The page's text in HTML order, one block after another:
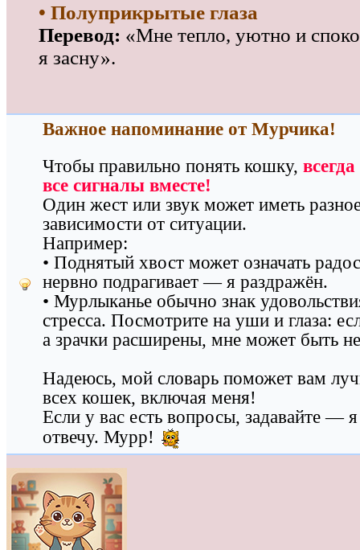
• Полуприкрытые глаза
Перевод: «Мне тепло, уютно и
я засну».
Важное напоминание от Мурчика!
Чтобы правильно понять кошку,
все сигналы вместе!
Один жест или звук может иметь
зависимости от ситуации.
Например:
• Поднятый хвост может означать
нервно подрагивает — я раздражён.
• Мурлыканье обычно знак
стресса. Посмотрите на уши и глаза:
а зрачки расширены, мне может быть
Надеюсь, мой словарь поможет вам
всех кошек, включая меня!
Если у вас есть вопросы, задавайте —
отвечу. Мурр!